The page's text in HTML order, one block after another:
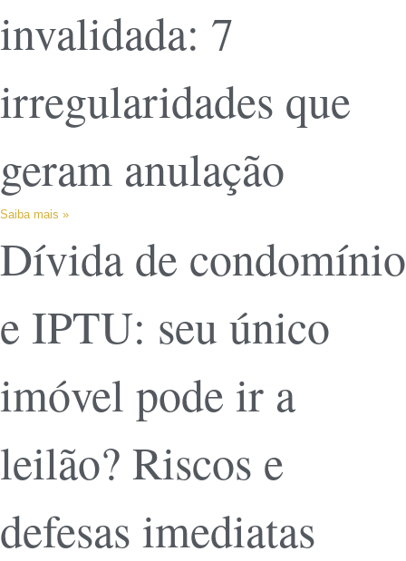
invalidada: 7
irregularidades que
geram anulação
Saiba mais »
Dívida de condomínio
e IPTU: seu único
imóvel pode ir a
leilão? Riscos e
defesas imediatas